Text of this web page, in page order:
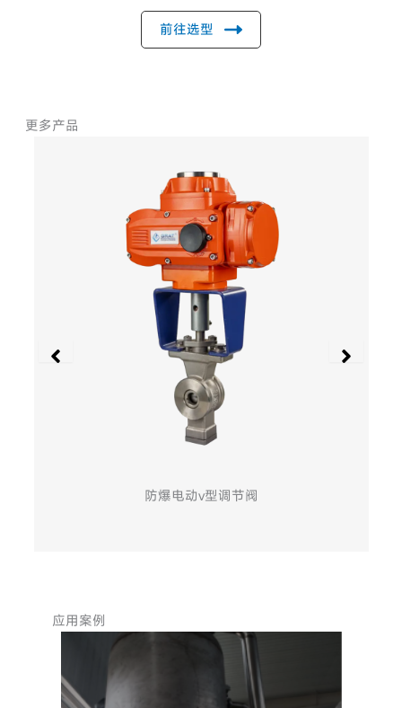
前往选型
更多产品
电动三通球阀
应用案例